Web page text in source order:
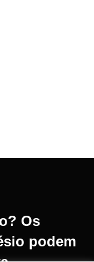
Os
podem